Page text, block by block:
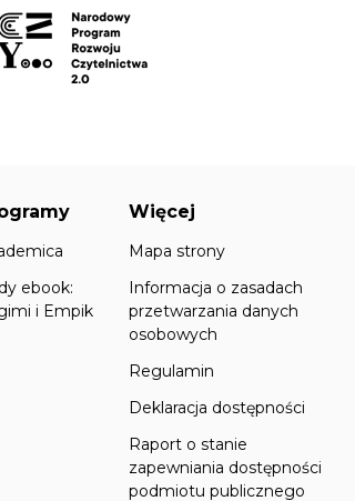
ebook:
i Empik
Więcej
Mapa strony
Informacja o zasadach
przetwarzania danych
osobowych
Regulamin
Deklaracja dostępności
Raport o stanie
zapewniania dostępności
podmiotu publicznego